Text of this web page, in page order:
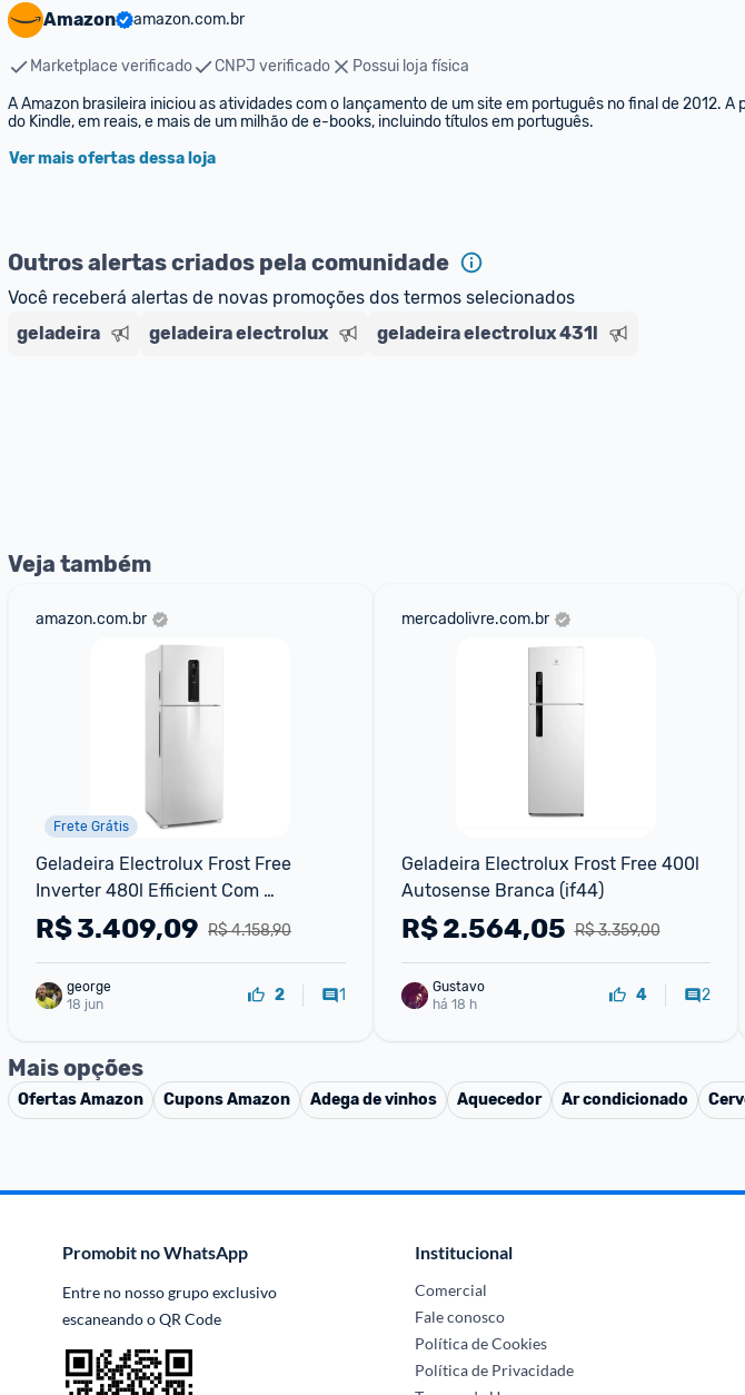
Amazon amazon.com.br
Marketplace verificado CNPJ verificado
Possui loja física
A Amazon brasileira iniciou as atividades com o lançamento de um site em português no final de 2012.
do Kindle, em reais, e mais de um milhão de e-books, incluindo títulos em português.
Ver mais ofertas dessa loja
Outros alertas criados pela comunidade
Você receberá alertas de novas promoções dos termos selecionados
geladeira
geladeira electrolux geladeira electrolux 431l
Veja também
amazon.com.br
Frete Grátis
Geladeira Electrolux Frost Free
Inverter 480l Efficient Com
Autosense Smartbivolt Duplex Cor
Branca (it70) Bivolt
R$ 4.158,90
R$3.409,09
george
18 jun
2 1
mercadolivre.com.br
Geladeira Electrolux Frost Free 400l
Autosense Branca (if44)
R$ 3.359,00
R$2.564,05
Gustavo
há 18 h
4 2
Mais opções
OfertasAmazon CuponsAmazon Adega de vinhos Aquecedor Ar condicionado
Promobit no WhatsApp
Entre no nosso grupo exclusivo
escaneando o QR Code
Institucional
Comercial
Fale conosco
Política de Cookies
Política de Privacidade